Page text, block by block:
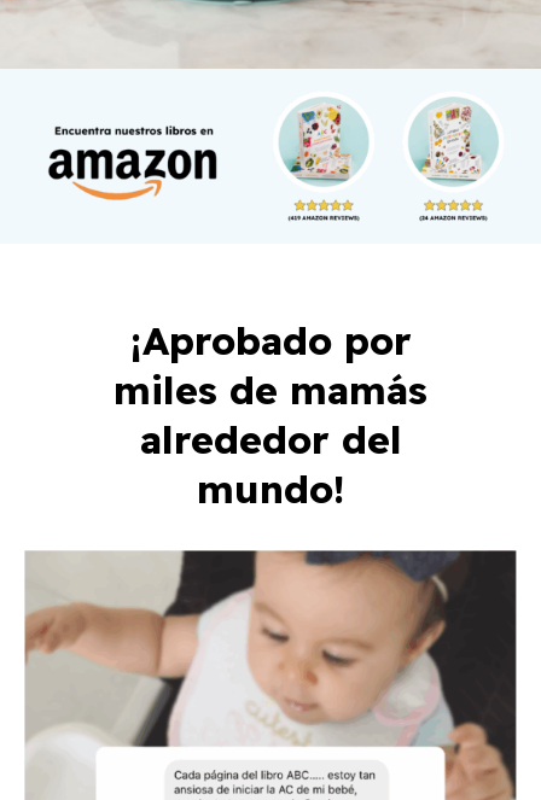
¡Aprobado por
miles de mamás
alrededor del
mundo!